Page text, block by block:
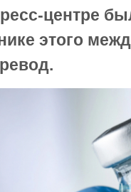
центре
этого